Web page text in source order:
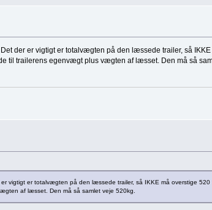
der er vigtigt er totalvægten på den læssede trailer, så
til trailerens egenvægt plus vægten af læsset. Den må så
vigtigt er totalvægten på den læssede trailer, så IKKE må overstige
af læsset. Den må så samlet veje 520kg.